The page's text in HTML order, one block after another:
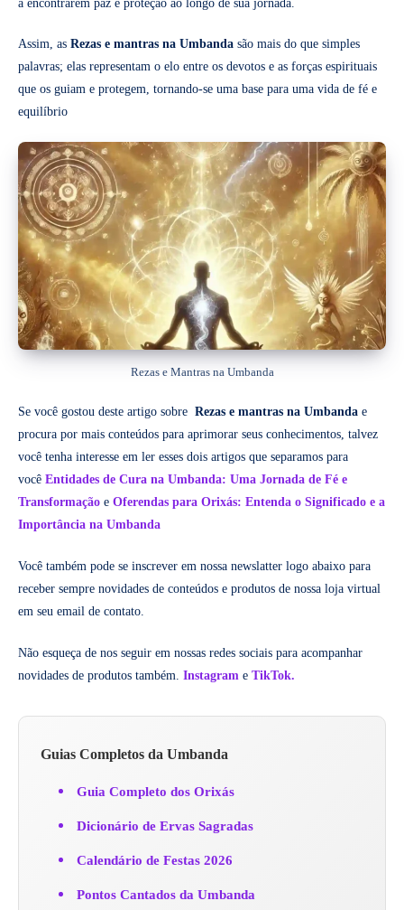
a encontrarem paz e proteção ao longo de sua jornada.
Assim, as Rezas e mantras na Umbanda são mais do que simples
palavras; elas representam o elo entre os devotos e as forças espirituais
que os guiam e protegem, tornando-se uma base para uma vida de fé e
equilíbrio
Rezas e Mantras na Umbanda
Se você gostou deste artigo sobre Rezas e mantras na Umbanda e
procura por mais conteúdos para aprimorar seus conhecimentos, talvez
você tenha interesse em ler esses dois artigos que separamos para
você Entidades de Cura na Umbanda: Uma Jornada de Fé e
Transformação e Oferendas para Orixás: Entenda o Significado e a
Importância na Umbanda
Você também pode se inscrever em nossa newslatter logo abaixo para
receber sempre novidades de conteúdos e produtos de nossa loja virtual
em seu email de contato.
Não esqueça de nos seguir em nossas redes sociais para acompanhar
novidades de produtos também. Instagram e TikTok.
Guias Completos da Umbanda
Guia Completo dos Orixás
Dicionário de Ervas Sagradas
Calendário de Festas 2026
Pontos Cantados da Umbanda